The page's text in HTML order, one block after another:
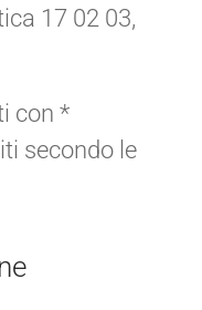
17 02 03,
con *
secondo le